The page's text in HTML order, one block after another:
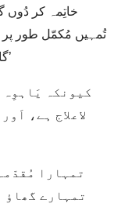
خاتِمہ کر دُوں
تُمہیں مُکمّل طور پر
گا؛ میں تُمہیں ہرگز بے سزا نہ چھوڑوں گا۔’
لاعلاج ہے،
تمہارے گھاؤ